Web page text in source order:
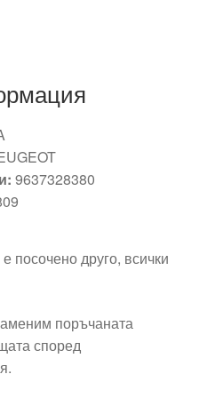
9637328380
посочено друго, всички
поръчаната
според